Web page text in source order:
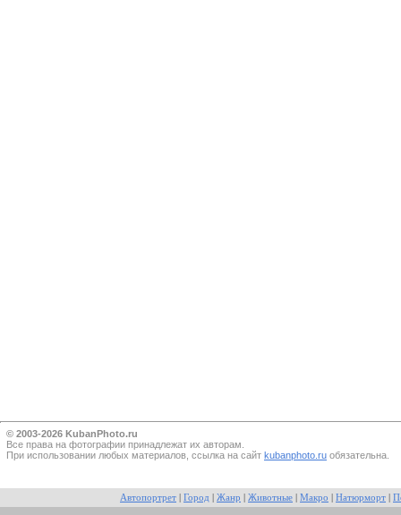
© 2003-2026 KubanPhoto.ru
Все прaва на фотографии принадлежат их авторам.
При использовании любых материалов, ссылка на сайт kubanphoto.ru обязательна.
Автопортрет Город Жанр Животные Макро Натюрморт